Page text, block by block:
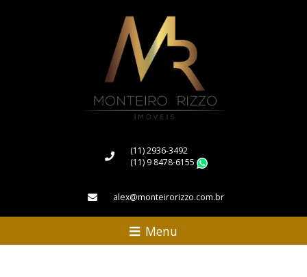
(11) 2936-3492
(11) 9 8478-6155
alex@monteirorizzo.com.br
Menu